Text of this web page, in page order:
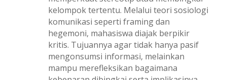
kelompok tertentu. Melalui teori sosiologi
komunikasi seperti framing dan
hegemoni, mahasiswa diajak berpikir
kritis. Tujuannya agar tidak hanya pasif
mengonsumsi informasi, melainkan
mampu merefleksikan bagaimana